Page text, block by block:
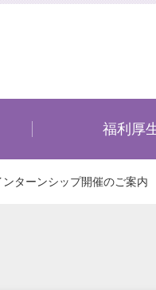
福利厚
ンターンシップ開催のご案内